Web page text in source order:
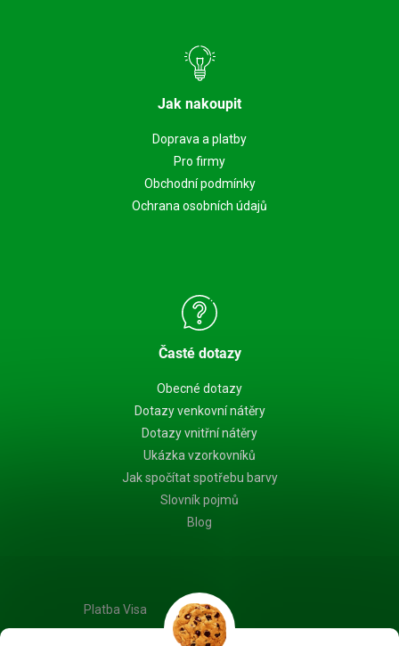
Jak nakoupit
Doprava a platby
Pro firmy
Obchodní podmínky
Ochrana osobních údajů
Časté dotazy
Obecné dotazy
Dotazy venkovní nátěry
Dotazy vnitřní nátěry
Ukázka vzorkovníků
Jak spočítat spotřebu barvy
Slovník pojmů
Blog
Platba Visa